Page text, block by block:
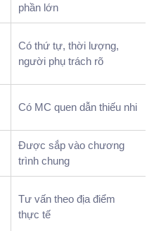
phần lớn
Có thứ tự, thời lượng,
người phụ trách rõ
Có MC quen dẫn thiếu nhi
Được sắp vào chương
trình chung
Tư vấn theo địa điểm
thực tế